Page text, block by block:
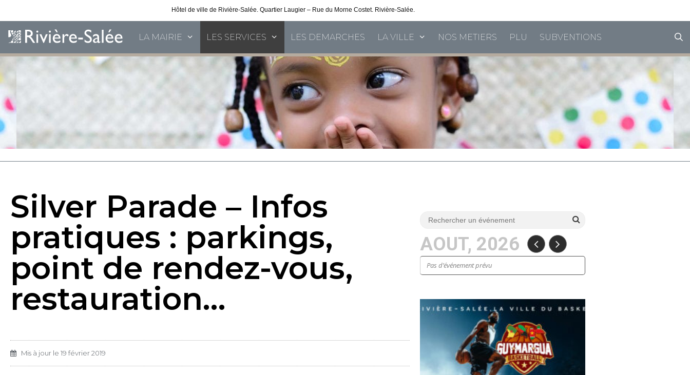
Hôtel de ville de Rivière-Salée. Quartier Laugier – Rue du Morne Costet. Rivière-Salée.
LA MAIRIE LES SERVICES LES DEMARCHES LA VILLE NOS METIERS PLU SUBVENTIONS
Silver Parade – Infos
pratiques : parkings,
point de rendez-vous,
restauration…
Mis à jour le 19 février 2019
AOUT, 2026
Pas d’événement prévu